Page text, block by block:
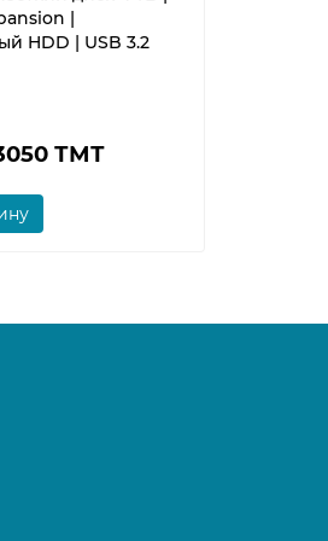
|
HDD | USB 3.2
ТМТ